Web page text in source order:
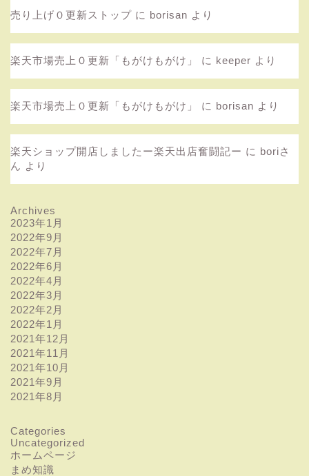
売り上げ０更新ストップ に borisan より
楽天市場売上０更新「もがけもがけ」 に keeper より
楽天市場売上０更新「もがけもがけ」 に borisan より
楽天ショップ開店しましたー楽天出店奮闘記ー に boriさ
ん より
Archives
2023年1月
2022年9月
2022年7月
2022年6月
2022年4月
2022年3月
2022年2月
2022年1月
2021年12月
2021年11月
2021年10月
2021年9月
2021年8月
Categories
Uncategorized
ホームページ
まめ知識